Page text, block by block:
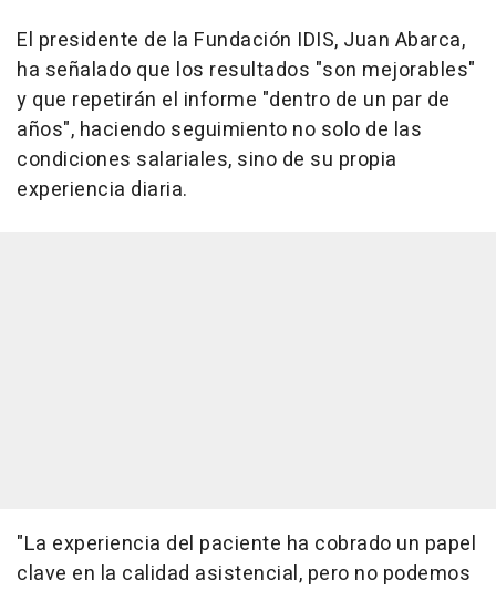
El presidente de la Fundación IDIS, Juan Abarca,
ha señalado que los resultados "son mejorables"
y que repetirán el informe "dentro de un par de
años", haciendo seguimiento no solo de las
condiciones salariales, sino de su propia
experiencia diaria.
"La experiencia del paciente ha cobrado un papel
clave en la calidad asistencial, pero no podemos